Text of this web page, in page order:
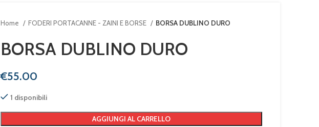
Home FODERI PORTACANNE - ZAINI E BORSE BORSA DUBLINO DURO
BORSA DUBLINO DURO
€
1 disponibili
AGGIUNGI AL CARRELLO